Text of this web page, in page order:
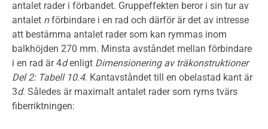
antalet rader i förbandet. Gruppeffekten beror i sin tur av
antalet nförbindare i en rad och därför är det av intresse
att bestämma antalet rader som kan rymmas inom
balkhöjden 270 mm. Minsta avståndet mellan förbindare
i en rad är 4denligt Dimensionering av träkonstruktioner
Del 2: Tabell 10.4. Kantavståndet till en obelastad kant är
3d. Således är maximalt antalet rader som ryms tvärs
fiberriktningen: